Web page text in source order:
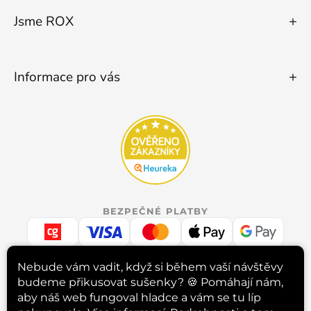
Nebude vám vadit, když si během vaší návštěvy
budeme přikusovat sušenky? 🍪 Pomáhají nám,
aby náš web fungoval hladce a vám se tu líp
Jsme ROX
Informace pro vás
BEZPEČNÉ PLATBY
RYCHLÉ DORUČENÍ